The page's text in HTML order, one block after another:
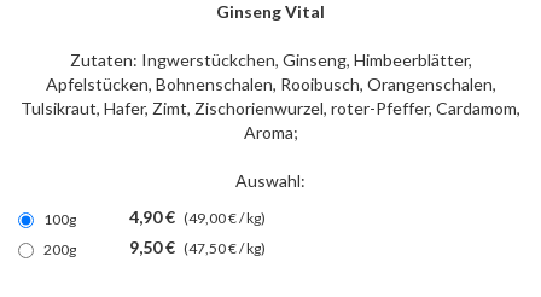
Ginseng Vital
Zutaten: Ingwerstückchen, Ginseng, Himbeerblätter,
Apfelstücken, Bohnenschalen, Rooibusch, Orangenschalen,
Tulsikraut, Hafer, Zimt, Zischorienwurzel, roter-Pfeffer, Cardamom,
Aroma;
Auswahl:
100g 4,90 € (49,00 € / kg)
200g
9,50 € (47,50 € / kg)